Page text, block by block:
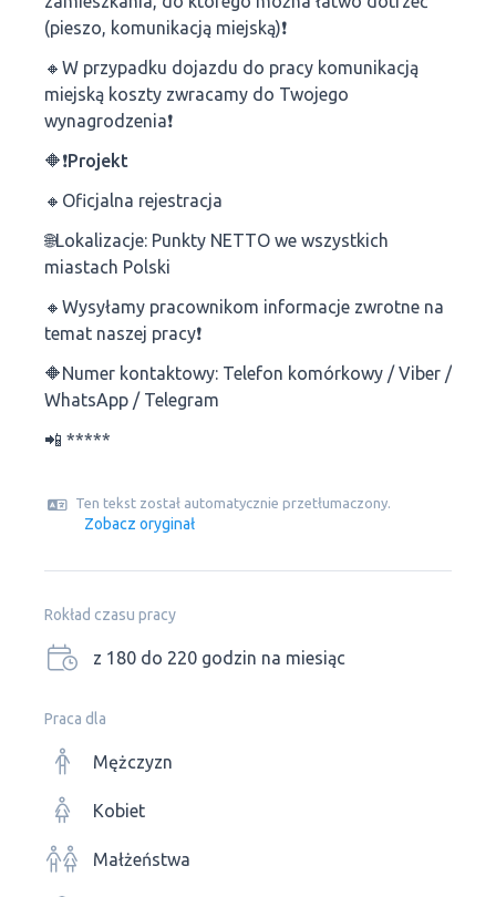
(pieszo, komunikacją miejską)❗
🔸W przypadku dojazdu do pracy komunikacją
miejską koszty zwracamy do Twojego
wynagrodzenia❗
🔶❗Projekt
🔸Oficjalna rejestracja
🌐Lokalizacje: Punkty NETTO we wszystkich
miastach Polski
🔸Wysyłamy pracownikom informacje zwrotne na
temat naszej pracy❗
🔶Numer kontaktowy: Telefon komórkowy / Viber /
WhatsApp / Telegram
📲 *****
Ten tekst został automatycznie przetłumaczony.
Zobacz oryginał
Rokład czasu pracy
z 180 do 220 godzin na miesiąc
Praca dla
Mężczyzn
Kobiet
Małżeństwa